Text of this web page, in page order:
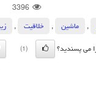
3396
, ماشین , خلاقیت ,
می پسندید؟
(1)